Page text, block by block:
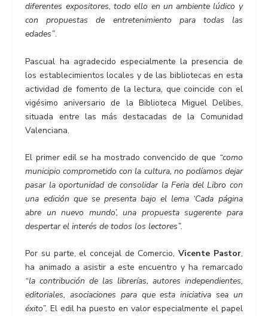
diferentes expositores, todo ello en un ambiente lúdico y
con propuestas de entretenimiento para todas las
edades”.
Pascual ha agradecido especialmente la presencia de
los establecimientos locales y de las bibliotecas en esta
actividad de fomento de la lectura, que coincide con el
vigésimo aniversario de la Biblioteca Miguel Delibes,
situada entre las más destacadas de la Comunidad
Valenciana.
El primer edil se ha mostrado convencido de que “como
municipio comprometido con la cultura, no podíamos dejar
pasar la oportunidad de consolidar la Feria del Libro con
una edición que se presenta bajo el lema ‘Cada página
abre un nuevo mundo’, una propuesta sugerente para
despertar el interés de todos los lectores”.
Por su parte, el concejal de Comercio, Vicente Pastor,
ha animado a asistir a este encuentro y ha remarcado
“la contribución de las librerías, autores independientes,
editoriales, asociaciones para que esta iniciativa sea un
éxito”. El edil ha puesto en valor especialmente el papel